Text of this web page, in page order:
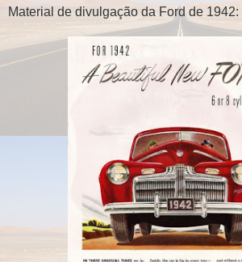
Material de divulgação da Ford de 1942: